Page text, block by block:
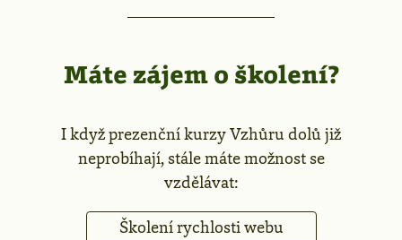
Máte zájem o školení?
I když prezenční kurzy Vzhůru dolů již
neprobíhají, stále máte možnost se
vzdělávat:
Školení rychlosti webu